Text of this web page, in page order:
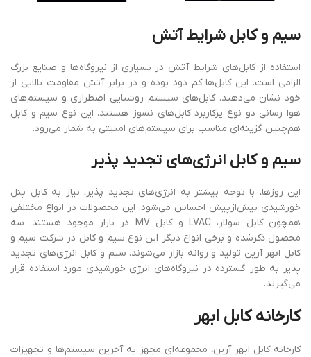
سیم و کابل شرایط آتش
استفاده از کابل‌های شرایط آتش در بسیاری از نیروگاه‌ها و صنایع بزرگ
الزامی‌ است. این کابل‌ها کم دود بوده و در برابر آتش مقاومت بالایی از
خود نشان می‌دهند. کابل‌های سیستم روشنایی اضطراری و سیستم‌های
هوا رسانی دو نوع پرکاربرد کابل‌های نسوز هستند. این نوع سیم و کابل
هم‌چنین گزینه‌ای مناسب برای سیستم‌های امنیتی به شمار می‌رود.
سیم و کابل انرژیهای تجدید پذیر
این روزها، با توجه بیشتر به انرژی‌های تجدید پذیر، نیاز به کابل پنل
خورشیدی بیش‌ازپیش احساس می‌شود. این محصولات در انواع مختلفی
همچون کابل سولار، LVAC و کابل MV در بازار موجود هستند. سه
محصول ذکرشده و برخی انواع دیگر این نوع سیم و کابل در شرکت سیم و
کابل ابهر آرین تولید و روانه بازار می‌شوند. سیم و کابل انرژی‌های تجدید
پذیر به‌ طور گسترده در نیروگاه‌های انرژی خورشیدی مورد استفاده قرار
می‌گیرند.
کارخانه کابل ابهر
کارخانه کابل ابهر آرین، مجموعه‌ای مجهز به آخرین سیستم‌ها و تجهیزات